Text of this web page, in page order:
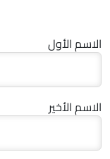
الاسم الأول
الاسم الأخير